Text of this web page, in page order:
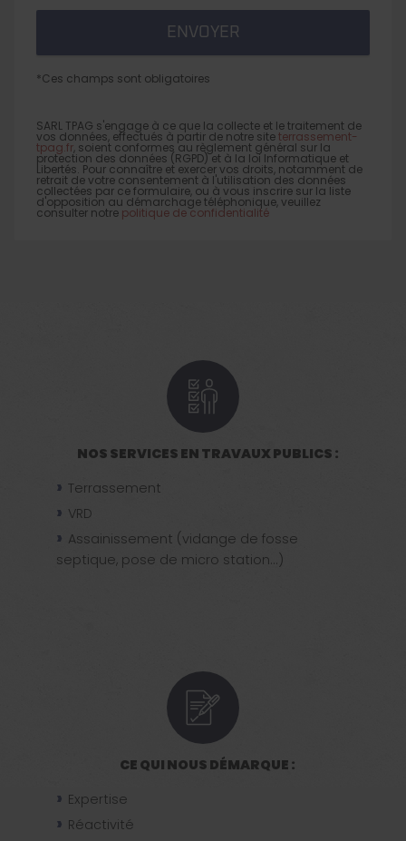
*Ces champs sont obligatoires
SARL TPAG s'engage à ce que la collecte et le traitement de
vos données, effectués à partir de notre siteterrassement-
tpag.fr, soient conformes au règlement général sur la
protection des données (RGPD) et à la loi Informatique et
Libertés. Pour connaître et exercer vos droits, notamment de
retrait de votre consentement à l'utilisation des données
collectées par ce formulaire, ou à vous inscrire sur la liste
d'opposition au démarchage téléphonique, veuillez
consulter notre politique de confidentialité
NOS SERVICES EN TRAVAUX PUBLICS :
Terrassement
VRD
Assainissement (vidange de fosse
septique, pose de micro station...)
CE QUI NOUS DÉMARQUE :
Expertise
Réactivité